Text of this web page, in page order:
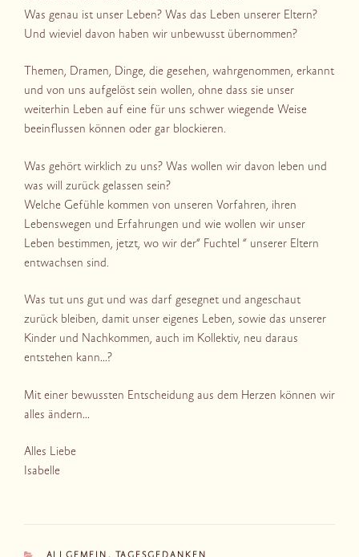
Was genau ist unser Leben? Was das Leben unserer Eltern?
Und wieviel davon haben wir unbewusst übernommen?
Themen, Dramen, Dinge, die gesehen, wahrgenommen, erkannt
und von uns aufgelöst sein wollen, ohne dass sie unser
weiterhin Leben auf eine für uns schwer wiegende Weise
beeinflussen können oder gar blockieren.
Was gehört wirklich zu uns? Was wollen wir davon leben und
was will zurück gelassen sein?
Welche Gefühle kommen von unseren Vorfahren, ihren
Lebenswegen und Erfahrungen und wie wollen wir unser
Leben bestimmen, jetzt, wo wir der“ Fuchtel “ unserer Eltern
entwachsen sind.
Was tut uns gut und was darf gesegnet und angeschaut
zurück bleiben, damit unser eigenes Leben, sowie das unserer
Kinder und Nachkommen, auch im Kollektiv, neu daraus
entstehen kann…?
Mit einer bewussten Entscheidung aus dem Herzen können wir
alles ändern…
Alles Liebe
Isabelle
KATEGORIEN